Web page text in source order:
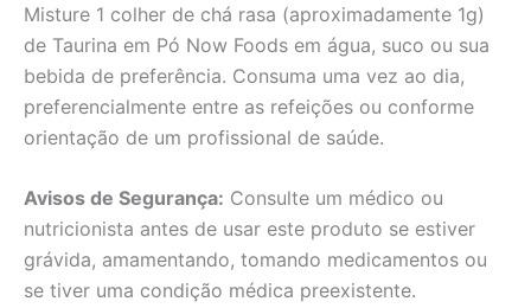
Misture 1 colher de chá rasa (aproximadamente 1g)
de Taurina em Pó Now Foods em água, suco ou sua
bebida de preferência. Consuma uma vez ao dia,
preferencialmente entre as refeições ou conforme
orientação de um profissional de saúde.
Avisos de Segurança: Consulte um médico ou
nutricionista antes de usar este produto se estiver
grávida, amamentando, tomando medicamentos ou
se tiver uma condição médica preexistente.